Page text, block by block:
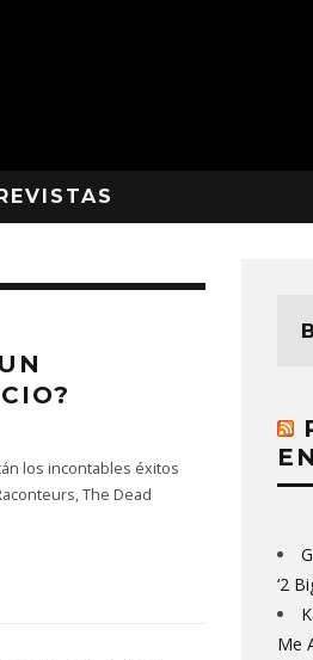
los incontables éxitos
The Dead
‘2
Me